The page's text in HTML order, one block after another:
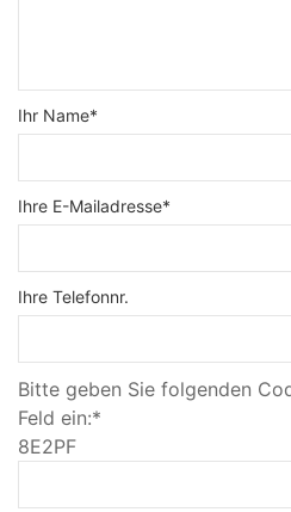
Ihr Name*
Ihre E-Mailadresse*
Ihre Telefonnr.
Bitte geben Sie folgenden
Feld ein:*
8E2PF